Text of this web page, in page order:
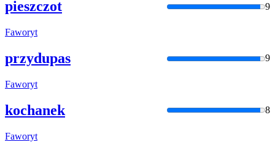
pieszczot 9
Faworyt
przydupas 9
Faworyt
kochanek 8
Faworyt